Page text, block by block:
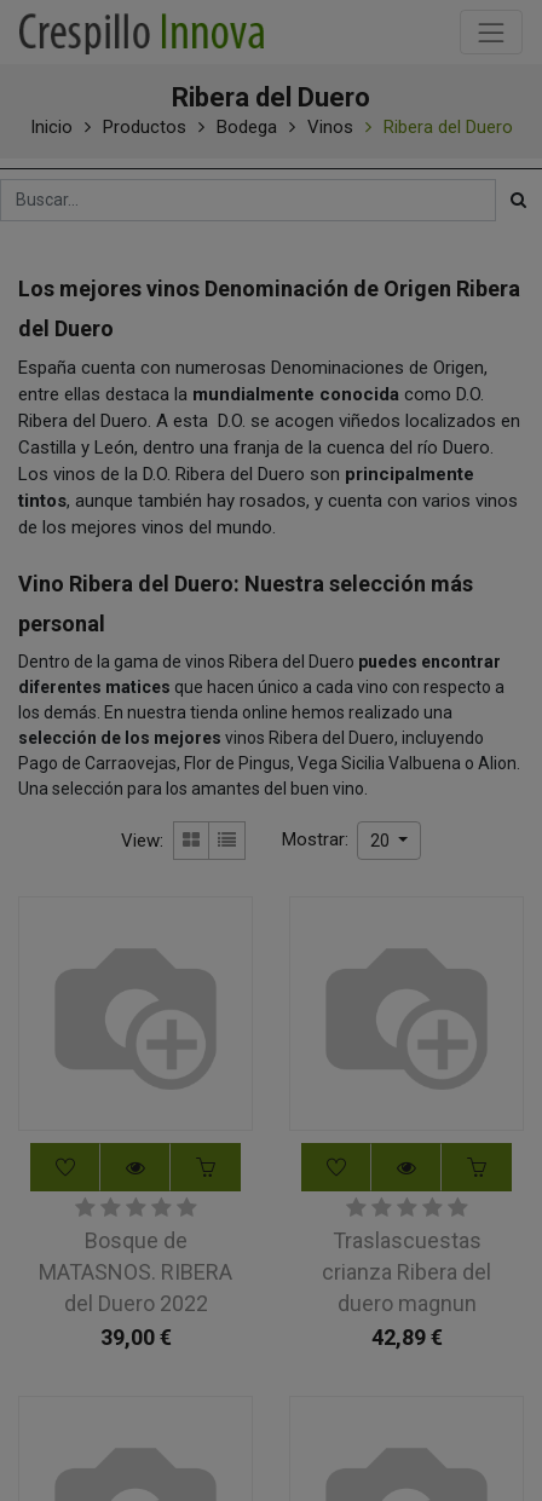
Ribera del Duero
Inicio Productos Bodega Vinos Ribera del Duero
Los mejores vinos Denominación de Origen Ribera
del Duero
España cuenta con numerosas Denominaciones de Origen,
entre ellas destaca la mundialmente conocida como D.O.
Ribera del Duero. A esta D.O. se acogen viñedos localizados en
Castilla y León, dentro una franja de la cuenca del río Duero.
Los vinos de la D.O. Ribera del Duero son principalmente
tintos, aunque también hay rosados, y cuenta con varios vinos
de los mejores vinos del mundo.
Vino Ribera del Duero: Nuestra selección más
personal
Dentro de la gama de vinos Ribera del Duero puedes encontrar
diferentes matices que hacen único a cada vino con respecto a
los demás. En nuestra tienda online hemos realizado una
selección de los mejores vinos Ribera del Duero, incluyendo
Pago de Carraovejas, Flor de Pingus, Vega Sicilia Valbuena o Alion.
Una selección para los amantes del buen vino.
View: Mostrar: 20
Bosque de
MATASNOS. RIBERA
del Duero 2022
39,00€
Traslascuestas
crianza Ribera del
duero magnun
42,89€